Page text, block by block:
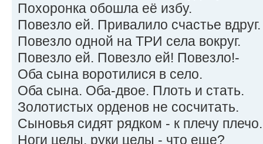
Похоронка обошла её избу.
Повезло ей. Привалило счастье вдруг.
Повезло одной на ТРИ села вокруг.
Повезло ей. Повезло ей! Повезло!-
Оба сына воротилися в село.
Оба сына. Оба-двое. Плоть и стать.
Золотистых орденов не сосчитать.
Сыновья сидят рядком - к плечу плечо.
Ноги целы, руки целы - что еще?